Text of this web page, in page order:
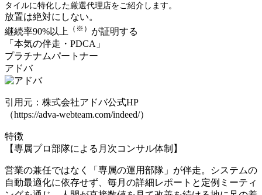
タイルに特化した厳選代理店をご紹介します。
放置は絶対にしない。
継続率90%以上 （※） が証明する
「本気の伴走・PDCA」
プラチナムパートナー
アドバ
引用元：株式会社アドバ公式HP
（https://adva-webteam.com/indeed/）
特徴
【専属プロ部隊による月次コンサル体制】
営業の兼任ではなく「専属の運用部隊」が伴走。システムの
自動最適化に依存せず、毎月の詳細レポートと定例ミーティ